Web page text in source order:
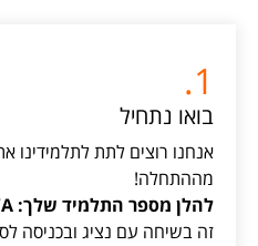
1.
בואו נתחיל
אנחנו רוצים לתת לתלמידינו
מההתחלה!
להלן מספר התלמיד שלך: N/A
זה בשיחה עם נציג ובכניסה